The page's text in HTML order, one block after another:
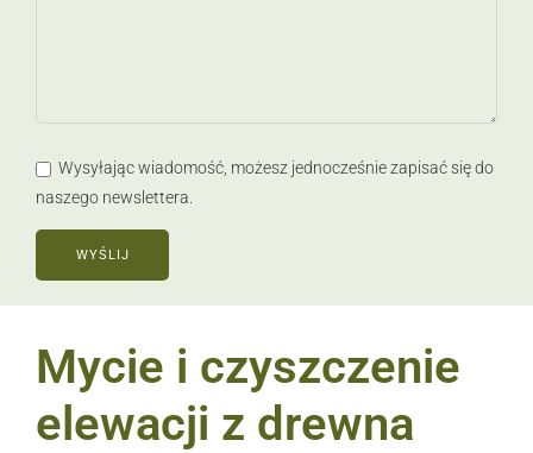
Wysyłając wiadomość, możesz jednocześnie zapisać się do
naszego newslettera.
Mycie i czyszczenie
elewacji z drewna